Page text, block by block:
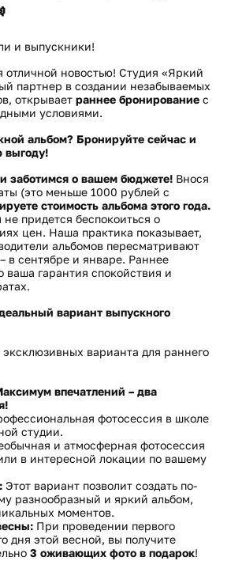
и выпускники!
отличной новостью! Студия «Яркий
партнер в создании незабываемых
открывает раннее бронирование с
условиями.
альбом? Бронируйте сейчас и
выгоду!
заботимся о вашем бюджете! Внося
(это меньше 1000 рублей с
стоимость альбома этого года.
придется беспокоиться о
цен. Наша практика показывает,
альбомов пересматривают
в сентябре и январе. Раннее
ваша гарантия спокойствия и
вариант выпускного
варианта для раннего
впечатлений – два
фотосессия в школе
студии.
и атмосферная фотосессия
в интересной локации по вашему
Этот вариант позволит создать по-
разнообразный и яркий альбом,
моментов.
При проведении первого
дня этой весной, вы получите
3 оживающих фото в подарок!